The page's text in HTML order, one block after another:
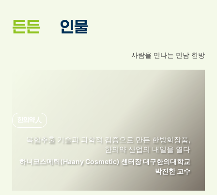
든든한 인물
사람을 만나는 만남 한방
한의약人
복합추출 기술과 과학적 검증으로 만든 한방화장품,
한의약 산업의 내일을 열다
하니코스메틱(Haany Cosmetic) 센터장대구한의대학교
박진한 교수